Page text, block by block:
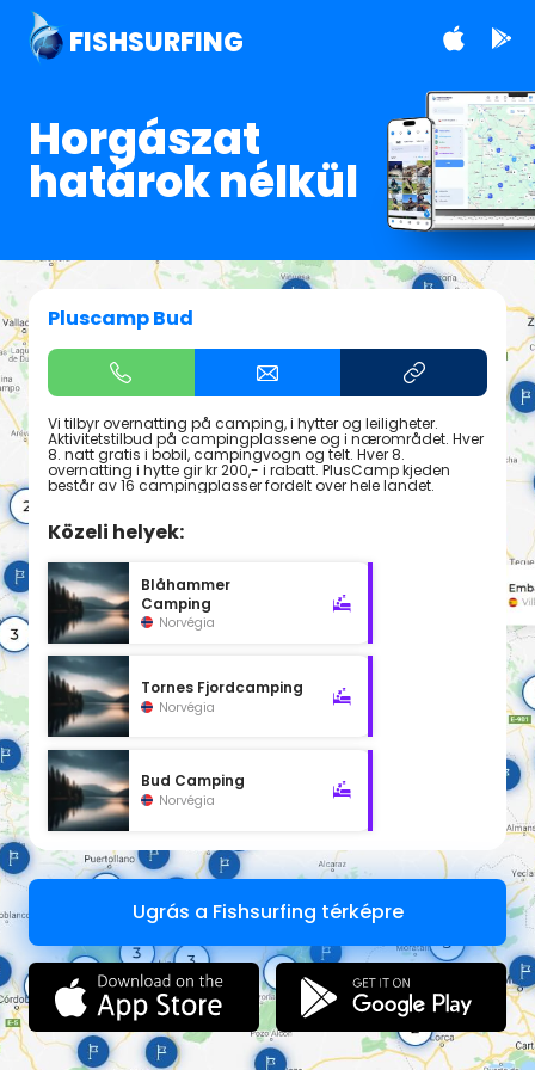
FISHSURFING
Horgászat
határok nélkül
Pluscamp Bud
Vi tilbyr overnatting på camping, i hytter og leiligheter.
Aktivitetstilbud på campingplassene og i nærområdet. Hver
8. natt gratis i bobil, campingvogn og telt. Hver 8.
overnatting i hytte gir kr 200,- i rabatt. PlusCamp kjeden
består av 16 campingplasser fordelt over hele landet.
Közeli helyek:
Blåhammer
Camping
Norvégia
Tornes Fjordcamping
Norvégia
Bud Camping
Norvégia
Ugrás a Fishsurfing térképre